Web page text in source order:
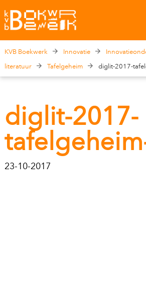
KVB Boekwerk Innovatie
literatuur
Tafelgeheim diglit-2017-
diglit-2017-
23-10-2017